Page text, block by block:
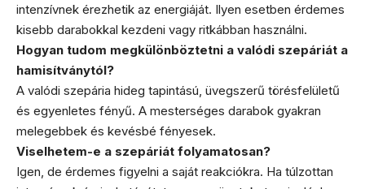
intenzívnek érezhetik az energiáját. Ilyen esetben érdemes
kisebb darabokkal kezdeni vagy ritkábban használni.
Hogyan tudom megkülönböztetni a valódi szepáriát a
hamisítványtól?
A valódi szepária hideg tapintású, üvegszerű törésfelületű
és egyenletes fényű. A mesterséges darabok gyakran
melegebbek és kevésbé fényesek.
Viselhetem-e a szepáriát folyamatosan?
Igen, de érdemes figyelni a saját reakciókra. Ha túlzottan